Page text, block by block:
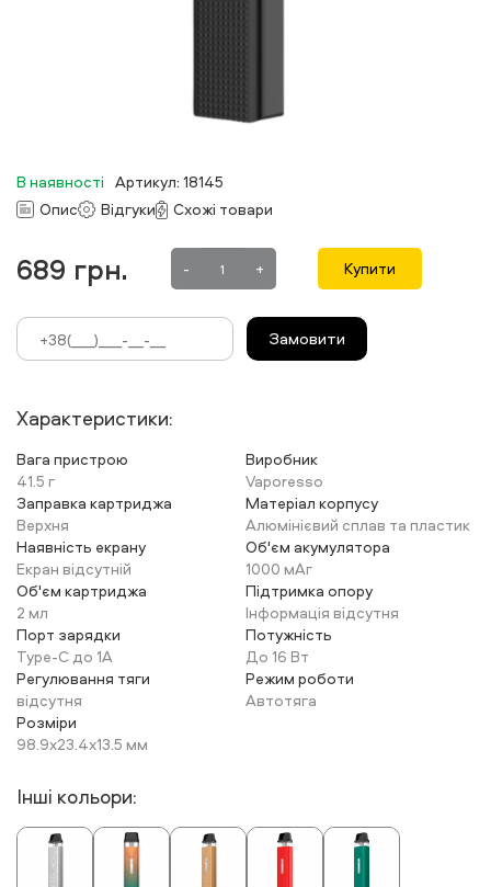
В наявності Артикул: 18145
Опис
Відгуки Схожі товари
689 грн. - + Купити
Замовити
Характеристики:
Вага пристрою
41.5 г
Виробник
Vaporesso
Заправка картриджа
Верхня
Матеріал корпусу
Алюмінієвий сплав та пластик
Наявність екрану
Екран відсутній
Об'єм акумулятора
1000 мАг
Об'єм картриджа
2 мл
Підтримка опору
Інформація відсутня
Порт зарядки
Type-C до 1А
Потужність
До 16 Вт
Регулювання тяги
відсутня
Режим роботи
Автотяга
Розміри
98.9х23.4х13.5 мм
Інші кольори: